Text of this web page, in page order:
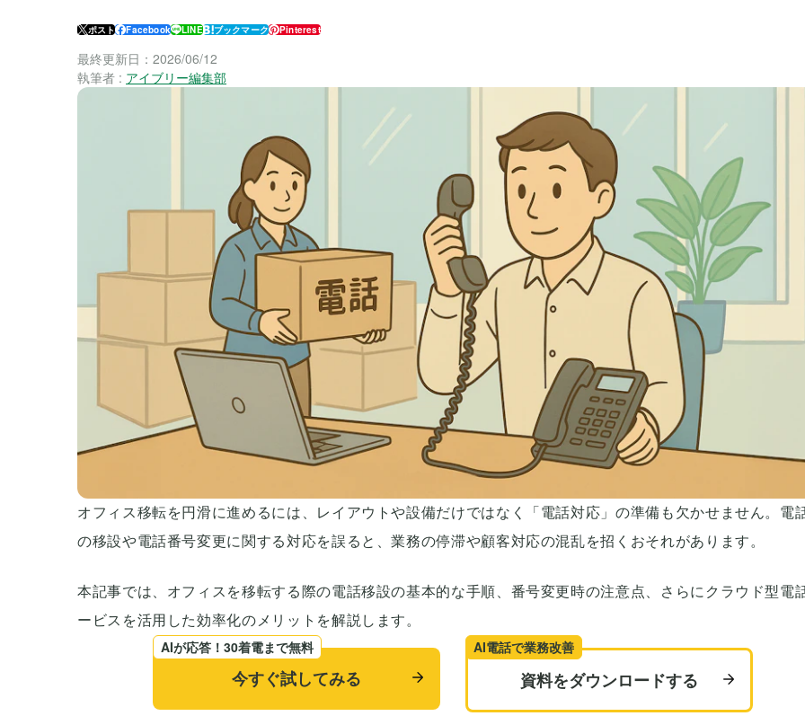
ポスト Facebook LINE ブックマーク Pinterest
最終更新日：2026/06/12
執筆者 : アイブリー編集部
オフィス移転を円滑に進めるには、レイアウトや設備だけではなく「電話対応」の準備も欠かせません。電
の移設や電話番号変更に関する対応を誤ると、業務の停滞や顧客対応の混乱を招くおそれがあります。
本記事では、オフィスを移転する際の電話移設の基本的な手順、番号変更時の注意点、さらにクラウド型電
ービスを活用した効率化のメリットを解説します。
AIが応答！30着電まで無料
今すぐ試してみる
AI電話で業務改善
資料をダウンロードする